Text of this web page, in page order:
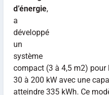
d’énergie,
a
développé
un
système
compact (3 à 4,5 m2)
30 à 200 kW avec une
atteindre 335 kWh. Ce